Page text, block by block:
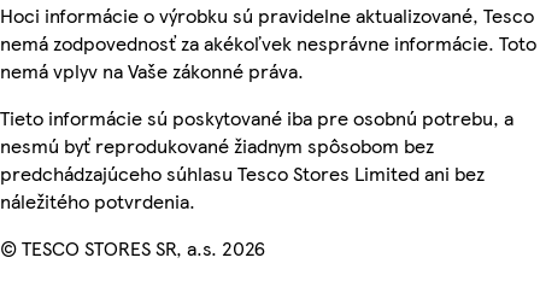
Hoci informácie o výrobku sú pravidelne aktualizované, Tesco
nemá zodpovednosť za akékoľvek nesprávne informácie. Toto
nemá vplyv na Vaše zákonné práva.
Tieto informácie sú poskytované iba pre osobnú potrebu, a
nesmú byť reprodukované žiadnym spôsobom bez
predchádzajúceho súhlasu Tesco Stores Limited ani bez
náležitého potvrdenia.
© TESCO STORES SR, a.s. 2026